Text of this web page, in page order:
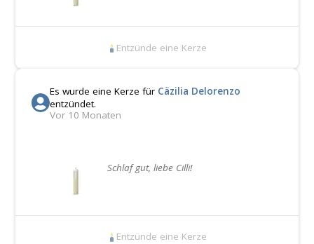
Entzünde eine Kerze
Es wurde eine Kerze für Cäzilia Delorenzo
entzündet.
Vor 10 Monaten
Schlaf gut, liebe Cilli!
Entzünde eine Kerze